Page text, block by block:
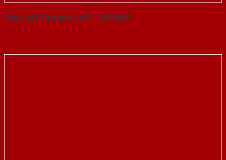
Nội thất tủ quần áo 1-TQA-SGD